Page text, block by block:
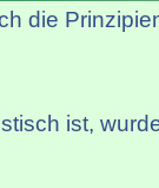
die
ist,